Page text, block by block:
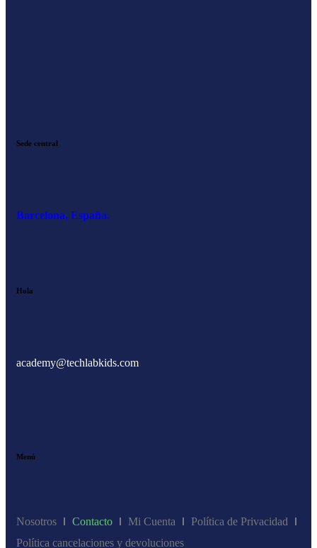
Sede central
Barcelona, España.
Hola
academy@techlabkids.com
Menú
Nosotros Contacto Mi Cuenta
Política de Privacidad
Política cancelaciones y devoluciones